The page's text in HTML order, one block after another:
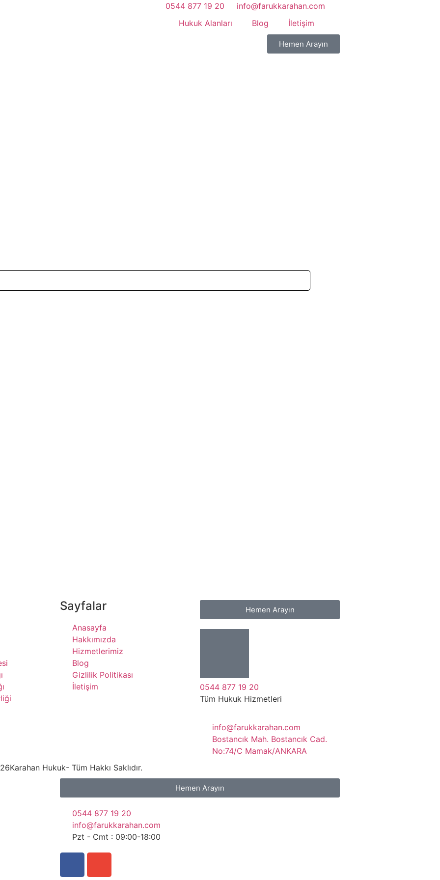
0544 877 19 20
info@farukkarahan.com
Hukuk Alanları
Blog İletişim
Hemen Arayın
Sayfalar
Anasayfa
Hakkımızda
Hizmetlerimiz
Blog
Gizlilik Politikası
İletişim
Hemen Arayın
0544 877 19 20
Tüm Hukuk Hizmetleri
info@farukkarahan.com
Bostancık Mah. Bostancık Cad.
No:74/C Mamak/ANKARA
Karahan Hukuk- Tüm Hakkı Saklıdır.
Hemen Arayın
0544 877 19 20
info@farukkarahan.com
Pzt - Cmt : 09:00-18:00